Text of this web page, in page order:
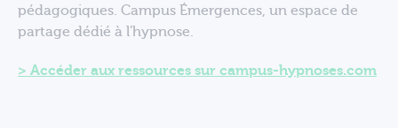
pédagogiques. Campus Émergences, un espace de
partage dédié à l'hypnose.
Accéder aux ressources sur campus-hypnoses.com